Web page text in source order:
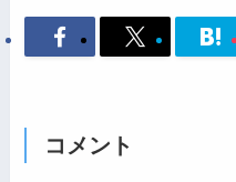
コメント